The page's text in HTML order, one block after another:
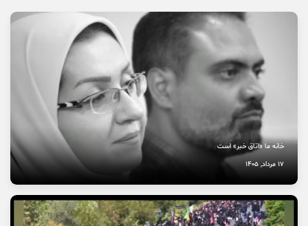
خانه ما «اتاق خبر» است
17 مرداد, 1405